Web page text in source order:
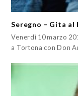
Seregno – Gita al
Venerdì 10 marzo
a Tortona con Don